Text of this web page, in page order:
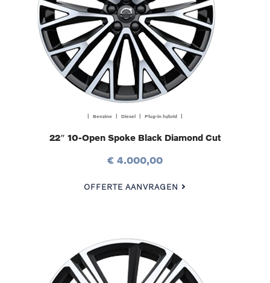
| Benzine | Diesel | Plug-in hybrid |
22″ 10-Open Spoke Black Diamond Cut
€ 4.000,00
OFFERTE AANVRAGEN